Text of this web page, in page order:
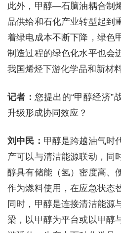
此外，甲醇—石脑油耦合制
品供给和石化产业转型起到
着绿电成本不断下降，绿色
制造过程的绿色化水平也会
我国烯烃下游化学品和新材
记者：您提出的“甲醇经济”
升级形成协同效应？
刘中民： 甲醇是跨越油气时
产可以与清洁能源联动，同
醇具有储能（氢）密度高、
作为燃料使用，在应急状态
同时，甲醇是连接清洁能源
梁，以甲醇为平台或以甲醇